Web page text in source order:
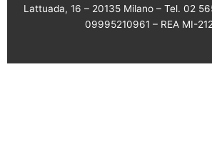
Lattuada, 16 – 20135 Milano – Tel. 02
09995210961 – REA MI-